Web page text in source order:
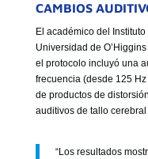
CAMBIOS
El académico del
Universidad de
el protocolo incluyó una
frecuencia (desde 125
de productos de
auditivos de tallo cerebral
“Los resultados